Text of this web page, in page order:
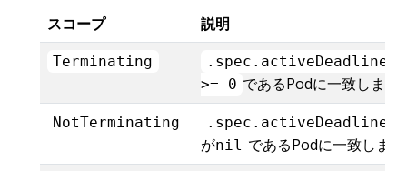
スコープ 説明
Terminating
>= 0 であるPodに一致します
NotTerminating
がnil であるPodに一致しま